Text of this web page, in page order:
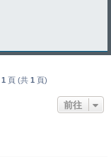
1 頁 (共 1 頁)
前往